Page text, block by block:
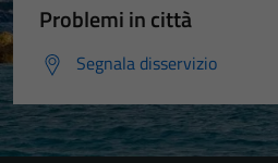
Problemi in città
Segnala disservizio